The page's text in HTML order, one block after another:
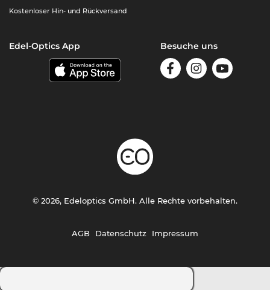
Kostenloser Hin- und Rückversand
Edel-Optics App Besuche uns
AGB Datenschutz Impressum
© 2026, Edeloptics GmbH. Alle Rechte vorbehalten.